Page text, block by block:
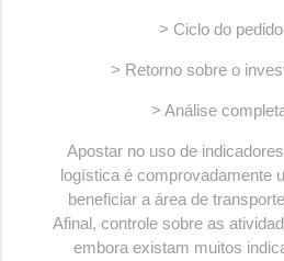
> Ciclo do
> Retorno sobre o
> Análise
Apostar no uso de
logística é comprovadamente
beneficiar a área de
Afinal, controle sobre as
embora existam muitos